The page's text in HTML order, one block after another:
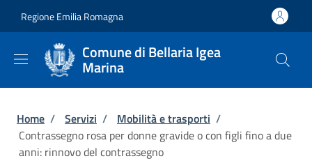
Regione Emilia Romagna
Comune di Bellaria Igea
Marina
Briciole di pane
Home / Servizi / Mobilità e trasporti /
Contrassegno rosa per donne gravide o con figli fino a due
anni: rinnovo del contrassegno